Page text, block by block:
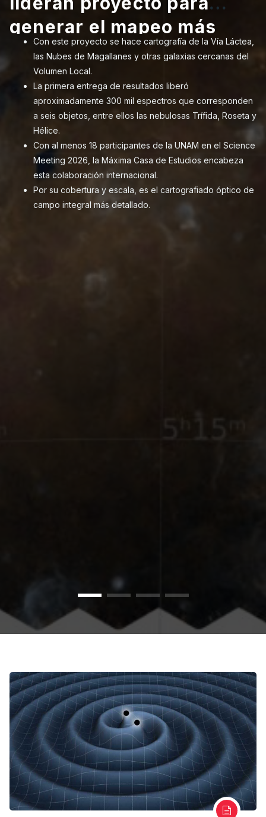
gas y polvo
los que se
interferometría,
captado por
la
para el análisis
generar el mapeo más
detallado de la Vía Láctea
y el entorno local
Con este proyecto se hace cartografía de la Vía Láctea,
las Nubes de Magallanes y otras galaxias cercanas del
Volumen Local.
La primera entrega de resultados liberó
aproximadamente 300 mil espectros que corresponden
a seis objetos, entre ellos las nebulosas Trífida, Roseta y
Hélice.
Con al menos 18 participantes de la UNAM en el Science
Meeting 2026, la Máxima Casa de Estudios encabeza
esta colaboración internacional.
Por su cobertura y escala, es el cartografiado óptico de
campo integral más detallado.
La Dra. Irene
González
el Premio
UNESCO-
la Ciencia
Irene Antonia
dirigido a
Crean mapa
cúmulos de
entender su
Hortensia
de las
Con datos
James
galaxias.
Caracterizan
cósmico con
forman los
Karina
telescopios
Es una
astronomía,
de la
generar el
detallado de
y el entorno
Con este
las Nubes de
a seis
Con al
Meeting
Por su